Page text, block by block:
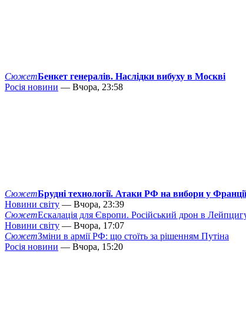
СюжетБенкет генералів. Наслідки вибуху в Москві
Росія новини — Вчора, 23:58
СюжетБрудні технології. Атаки РФ на вибори у Франції
Новини світу — Вчора, 23:39
СюжетЕскалація для Європи. Російський дрон в
Новини світу — Вчора, 17:07
СюжетЗміни в армії РФ: що стоїть за рішенням Путіна
Росія новини — Вчора, 15:20